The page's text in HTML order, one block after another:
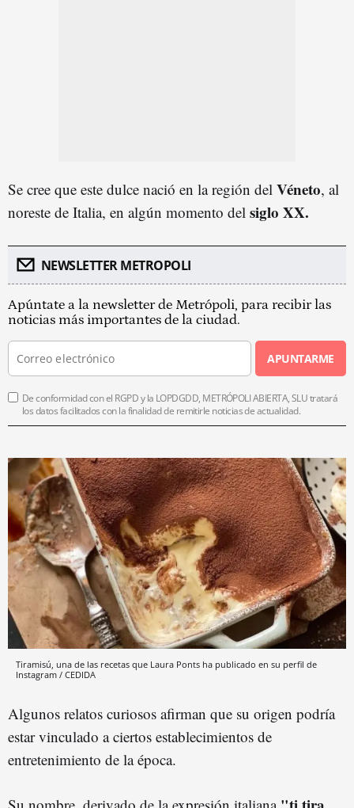
Se cree que este dulce nació en la región del Véneto, al
noreste de Italia, en algún momento del siglo XX.
NEWSLETTER METROPOLI
Apúntate a la newsletter de Metrópoli, para recibir las
noticias más importantes de la ciudad.
APUNTARME
De conformidad con el RGPD y la LOPDGDD, METRÓPOLI ABIERTA, SLU tratará
los datos facilitados con la finalidad de remitirle noticias de actualidad.
Tiramisú, una de las recetas que Laura Ponts ha publicado en su perfil de
Instagram / CEDIDA
Algunos relatos curiosos afirman que su origen podría
estar vinculado a ciertos establecimientos de
entretenimiento de la época.